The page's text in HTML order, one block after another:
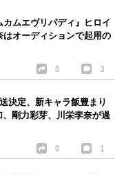
ムエヴリバディ』ヒロイ
オーディションで起用の
0 3
決定、新キャラ飯豊まり
剛力彩芽、川栄李奈が過
0 1